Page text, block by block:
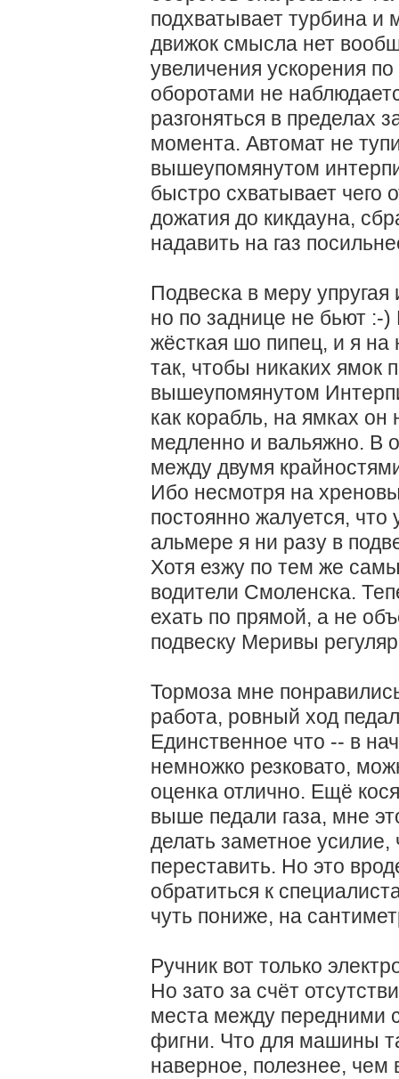
подхватывает турбина и
движок смысла нет
увеличения ускорения
оборотами не
разгоняться в пределах
момента. Автомат не
вышеупомянутом
быстро схватывает чего
дожатия до кикдауна,
надавить на газ
Подвеска в меру
но по заднице не бьют :-
жёсткая шо пипец, и я на
так, чтобы никаких ямок
вышеупомянутом
как корабль, на ямках он
медленно и вальяжно. В
между двумя
Ибо несмотря на
постоянно жалуется, что
альмере я ни разу в
Хотя езжу по тем же
водители Смоленска.
ехать по прямой, а не
подвеску Меривы
Тормоза мне
работа, ровный ход
Единственное что -- в
немножко резковато,
оценка отлично. Ещё
выше педали газа, мне
делать заметное усилие,
переставить. Но это
обратиться к
чуть пониже, на
Ручник вот только
Но зато за счёт
места между передними
фигни. Что для машины
наверное, полезнее, чем